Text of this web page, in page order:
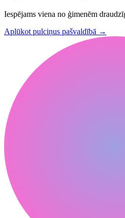
Iespējams viena no ģimenēm
Aplūkot pulciņus pašvaldībā →